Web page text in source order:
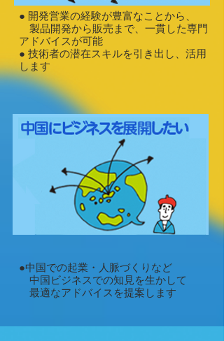
● 開発営業の経験が豊富なことから、
製品開発から販売まで、一貫した専門
アドバイスが可能
● 技術者の潜在スキルを引き出し、活用
します
●中国での起業・人脈づくりなど
中国ビジネスでの知見を生かして
最適なアドバイスを提案します